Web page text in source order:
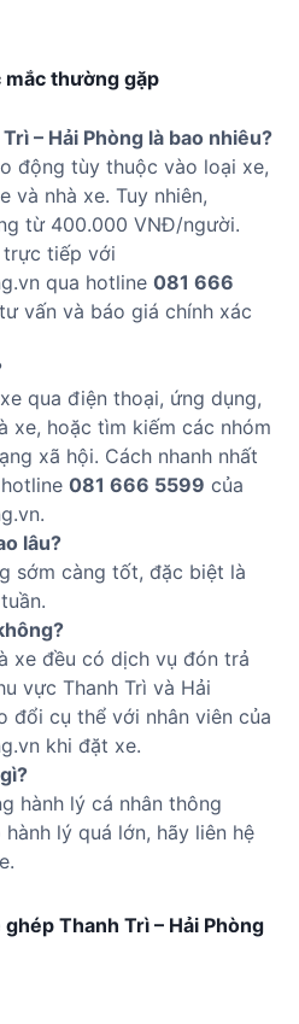
mắc thường gặp
– Hải Phòng là bao nhiêu?
động tùy thuộc vào loại xe,
và nhà xe. Tuy nhiên,
từ 400.000 VNĐ/người.
trực tiếp với
qua hotline 081 666
vấn và báo giá chính xác
qua điện thoại, ứng dụng,
xe, hoặc tìm kiếm các nhóm
xã hội. Cách nhanh nhất
081 666 5599 của
lâu?
sớm càng tốt, đặc biệt là
xe đều có dịch vụ đón trả
vực Thanh Trì và Hải
đổi cụ thể với nhân viên của
khi đặt xe.
hành lý cá nhân thông
lý quá lớn, hãy liên hệ
ghép Thanh Trì – Hải Phòng